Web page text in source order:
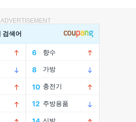
ADVERTISEMENT